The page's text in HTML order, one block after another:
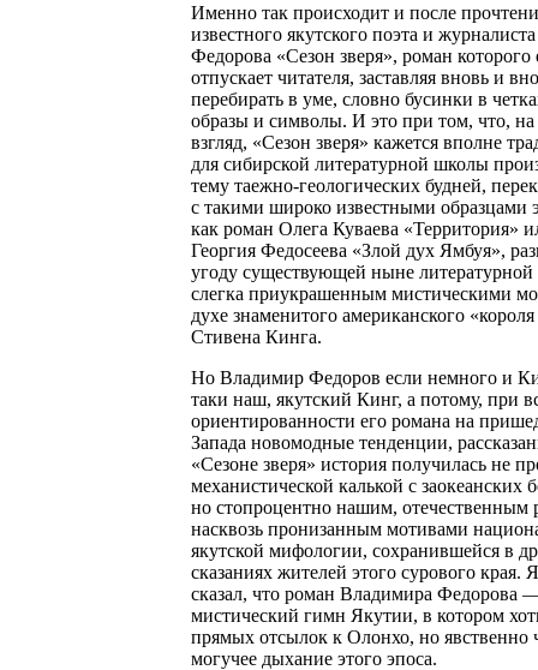
Именно так происходит и после
известного якутского поэта и
Федорова «Сезон зверя», роман которого
отпускает читателя, заставляя вновь и
перебирать в уме, словно бусинки в
образы и символы. И это при том, что,
взгляд, «Сезон зверя» кажется вполне
для сибирской литературной школы
тему таежно-геологических будней,
с такими широко известными образцами
как роман Олега Куваева «Территория»
Георгия Федосеева «Злой дух Ямбуя»,
угоду существующей ныне
слегка приукрашенным мистическими
духе знаменитого американского
Стивена Кинга.
Но Владимир Федоров если немного и
таки наш, якутский Кинг, а потому, при
ориентированности его романа на
Запада новомодные тенденции,
«Сезоне зверя» история получилась не
механистической калькой с заокеанских
но стопроцентно нашим, отечественным
насквозь пронизанным мотивами
якутской мифологии, сохранившейся в
сказаниях жителей этого сурового края.
сказал, что роман Владимира Федорова
мистический гимн Якутии, в котором
прямых отсылок к Олонхо, но явственно
могучее дыхание этого эпоса.